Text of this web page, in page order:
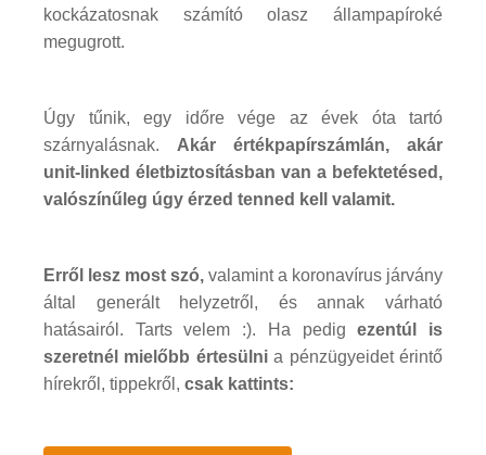
kockázatosnak számító olasz állampapíroké
megugrott.
Úgy tűnik, egy időre vége az évek óta tartó
szárnyalásnak. Akár értékpapírszámlán, akár
unit-linked életbiztosításban van a befektetésed,
valószínűleg úgy érzed tenned kell valamit.
Erről lesz most szó, valamint a koronavírus járvány
által generált helyzetről, és annak várható
hatásairól. Tarts velem :). Ha pedigezentúl is
szeretnél mielőbb értesülnia pénzügyeidet érintő
hírekről, tippekről, csak kattints: